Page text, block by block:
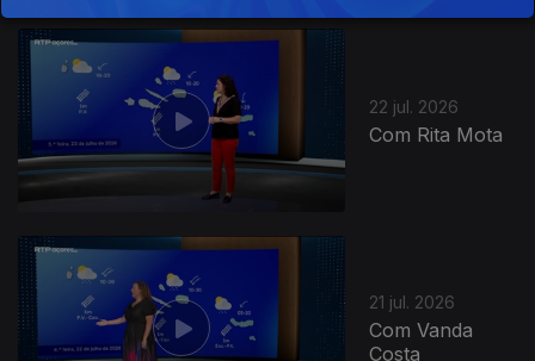
22 jul. 2026
Com Rita Mota
21 jul. 2026
Com Vanda
Costa